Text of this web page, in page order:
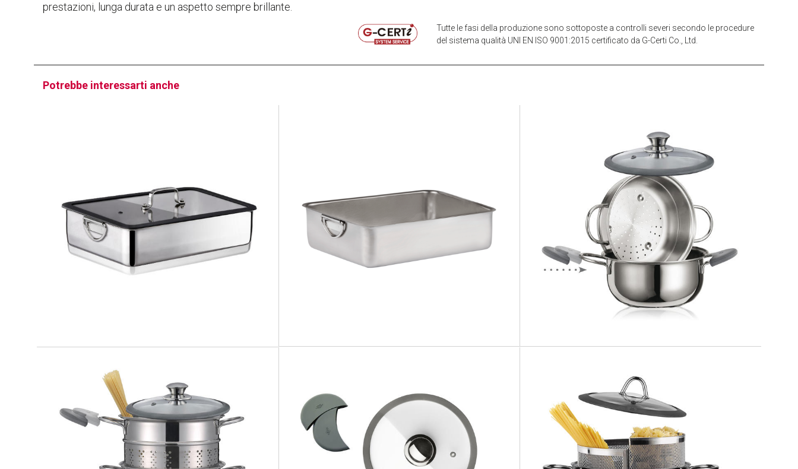
Tutte le fasi della produzione sono sottoposte a controlli severi secondo le procedure
del sistema qualità UNI EN ISO 9001:2015 certificato da G-Certi Co., Ltd.
prestazioni, lunga durata e un aspetto sempre brillante.
Potrebbe interessarti anche
PREMIUM
Teglia fonda
PROFI BASIC
Teglia fonda
PREMIUM
Set Vapore
PREMIUM PREMIUM MILANO